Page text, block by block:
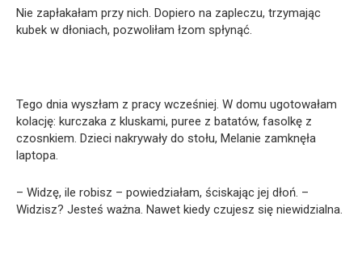
Nie zapłakałam przy nich. Dopiero na zapleczu, trzymając
kubek w dłoniach, pozwoliłam łzom spłynąć.
Tego dnia wyszłam z pracy wcześniej. W domu ugotowałam
kolację: kurczaka z kluskami, puree z batatów, fasolkę z
czosnkiem. Dzieci nakrywały do stołu, Melanie zamknęła
laptopa.
– Widzę, ile robisz – powiedziałam, ściskając jej dłoń. –
Widzisz? Jesteś ważna. Nawet kiedy czujesz się niewidzialna.